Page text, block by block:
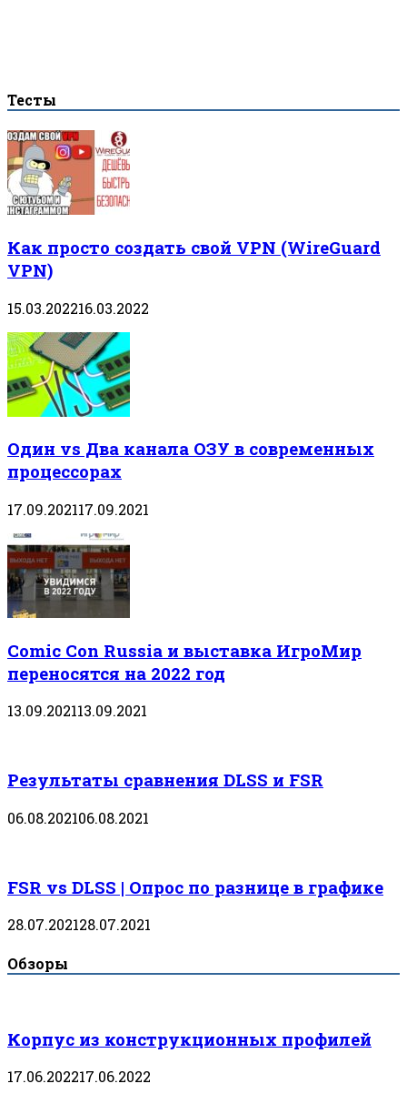
Тесты
Как просто создать свой VPN (WireGuard
VPN)
15.03.202216.03.2022
Один vs Два канала ОЗУ в современных
процессорах
17.09.202117.09.2021
Comic Con Russia и выставка ИгроМир
переносятся на 2022 год
13.09.202113.09.2021
Результаты сравнения DLSS и FSR
06.08.202106.08.2021
FSR vs DLSS | Опрос по разнице в графике
28.07.202128.07.2021
Обзоры
Корпус из конструкционных профилей
17.06.202217.06.2022